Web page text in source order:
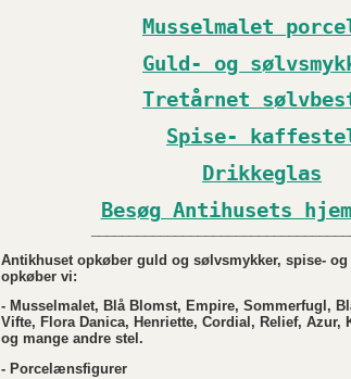
Musselmalet
Guld- og
Tretårnet
Spise-
Drikkeglas
Besøg Antihusets
Antikhuset opkøber guld og sølvsmykker, spise-
opkøber vi:
- Musselmalet, Blå Blomst, Empire, Sommerfugl,
Vifte, Flora Danica, Henriette, Cordial, Relief, Azur,
og mange andre stel.
- Porcelænsfigurer